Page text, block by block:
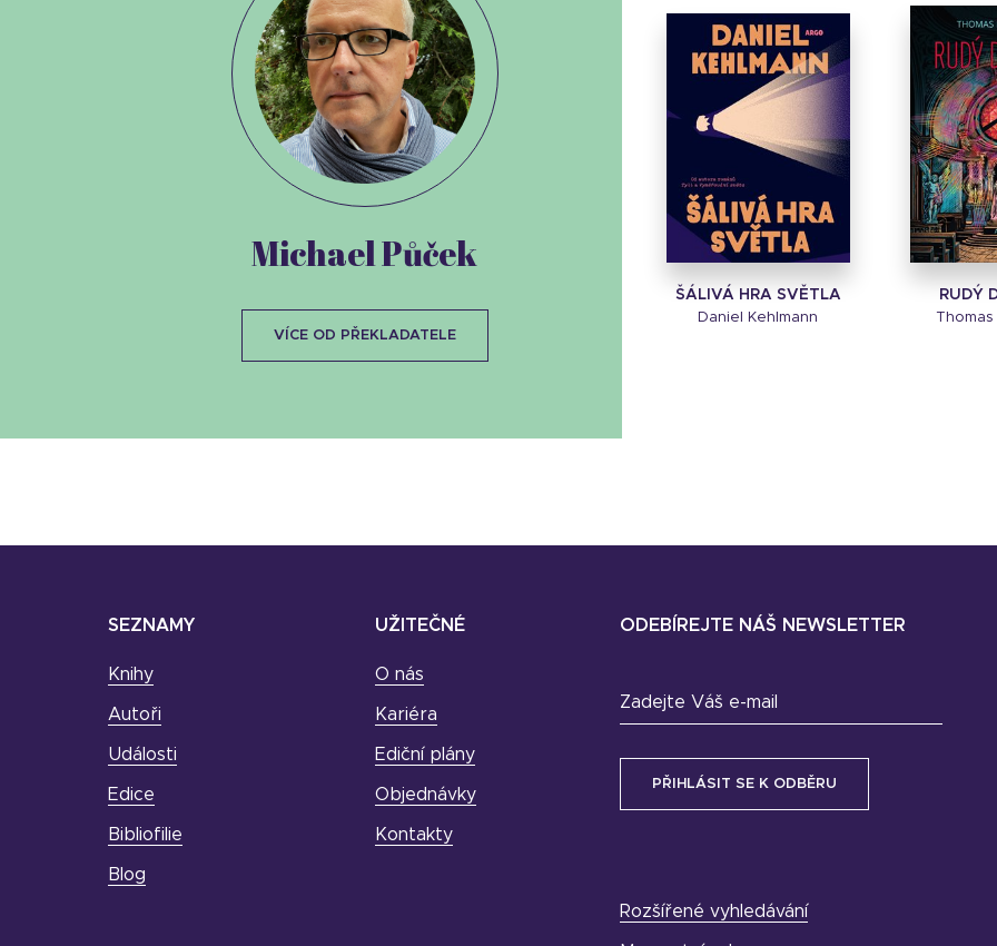
ŠÁLIVÁ HRA SVĚTLA
Daniel Kehlmann
RUDÝ
Thomas
Michael Půček
VÍCE OD PŘEKLADATELE
SEZNAMY
Knihy
Autoři
Události
Edice
Bibliofilie
Blog
UŽITEČNÉ
O nás
Kariéra
Ediční plány
Objednávky
Kontakty
ODEBÍREJTE NÁŠ NEWSLETTER
Zadejte Váš e-mail
Rozšířené vyhledávání